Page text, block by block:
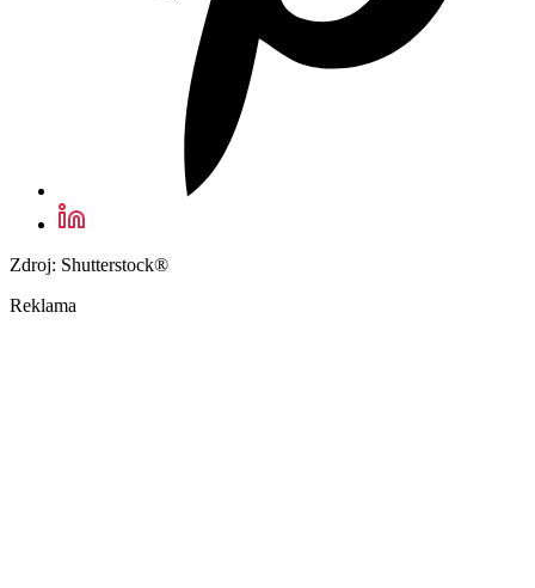
Zdroj: Shutterstock®
Reklama